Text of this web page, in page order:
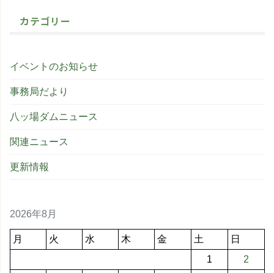
カテゴリー
イベントのお知らせ
事務局だより
八ッ場ダムニュース
関連ニュース
更新情報
2026年8月
月 火 水 木 金 土
日
1
2